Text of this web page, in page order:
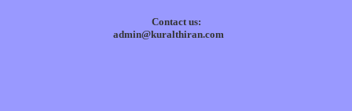
Contact us:
admin@kuralthiran.com